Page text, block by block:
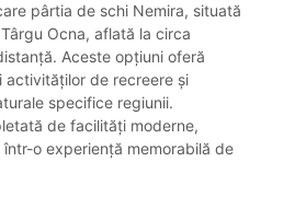
pârtia de schi Nemira, situată
Ocna, aflată la circa
Aceste opțiuni oferă
activităților de recreere și
specifice regiunii.
de facilități moderne,
o experiență memorabilă de